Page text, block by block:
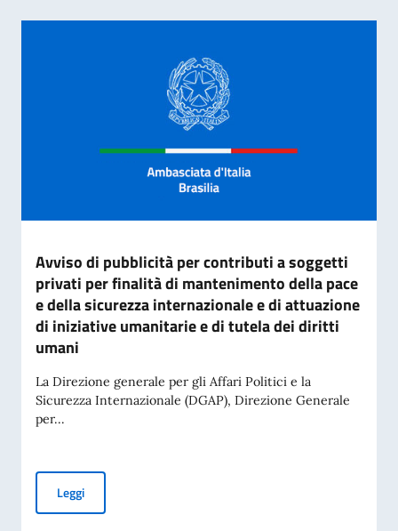
Avviso di pubblicità per contributi a soggetti
privati per finalità di mantenimento della pace
e della sicurezza internazionale e di attuazione
di iniziative umanitarie e di tutela dei diritti
umani
La Direzione generale per gli Affari Politici e la
Sicurezza Internazionale (DGAP), Direzione Generale
per...
LeggiAvviso di pubblicità per contributi a soggetti privati per